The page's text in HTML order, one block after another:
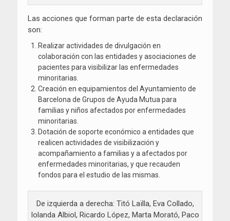
Las acciones que forman parte de esta declaración
son:
Realizar actividades de divulgación en
colaboración con las entidades y asociaciones de
pacientes para visibilizar las enfermedades
minoritarias.
Creación en equipamientos del Ayuntamiento de
Barcelona de Grupos de Ayuda Mutua para
familias y niños afectados por enfermedades
minoritarias.
Dotación de soporte económico a entidades que
realicen actividades de visibilización y
acompañamiento a familias y a afectados por
enfermedades minoritarias, y que recauden
fondos para el estudio de las mismas.
De izquierda a derecha: Titó Laïlla, Eva Collado,
Iolanda Albiol, Ricardo López, Marta Morató, Paco